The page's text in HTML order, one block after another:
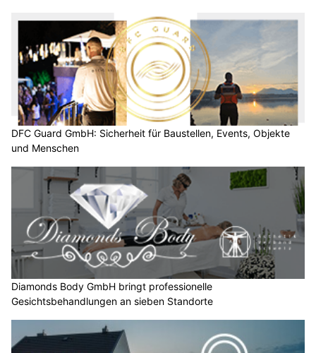
DFC Guard GmbH: Sicherheit für Baustellen, Events, Objekte
und Menschen
Diamonds Body GmbH bringt professionelle
Gesichtsbehandlungen an sieben Standorte